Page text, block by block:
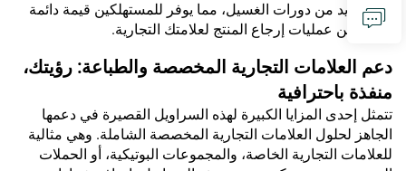
بعد العديد من دورات الغسيل، مما يوفر للمستهلكين قيمة دائمة
ويقلل من عمليات إرجاع المنتج لعلامتك التجارية.
دعم العلامات التجارية المخصصة والطباعة: رؤيتك،
منفذة باحترافية
تتمثل إحدى المزايا الكبيرة لهذه السراويل القصيرة في دعمها
الجاهز لحلول العلامات التجارية المخصصة الشاملة. وهي مثالية
للعلامات التجارية الخاصة، والمجموعات البوتيكية، أو الحملات